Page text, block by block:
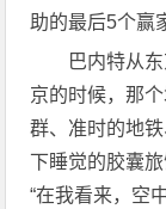
助的最后5个赢
巴内特从
京的时候，那
群、准时的地
下睡觉的胶囊
“在我看来，空